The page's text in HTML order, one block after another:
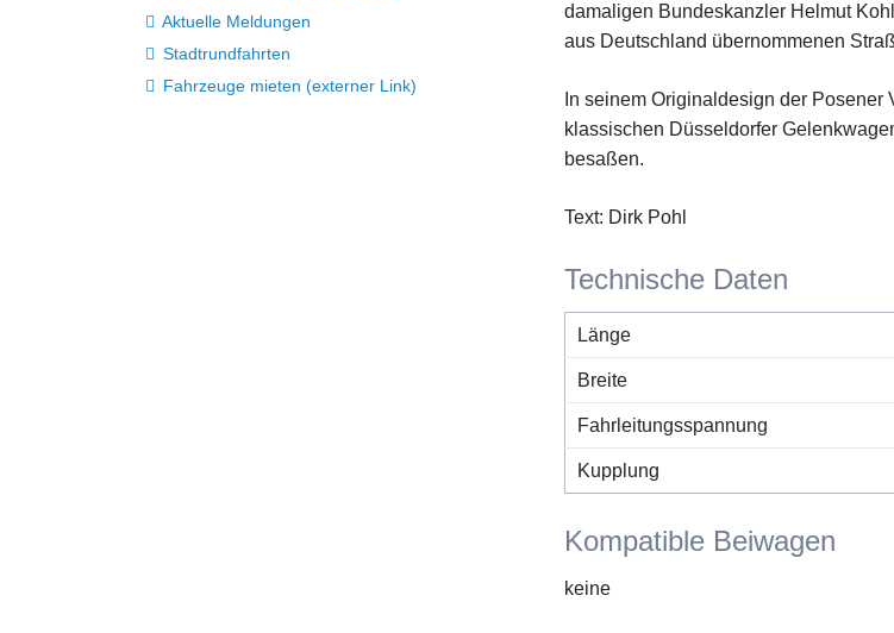
damaligen Bundeskanzler Helmut
aus Deutschland übernommenen
In seinem Originaldesign der
klassischen Düsseldorfer
besaßen.
Text: Dirk Pohl
Technische Daten
Länge
Breite
Fahrleitungsspannung
Kupplung
Kompatible Beiwagen
keine
Aktuelle Meldungen
Stadtrundfahrten
Fahrzeuge mieten (externer Link)